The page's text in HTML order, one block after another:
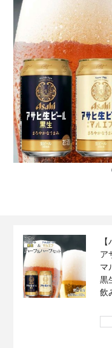
ア
マ
黒
飲